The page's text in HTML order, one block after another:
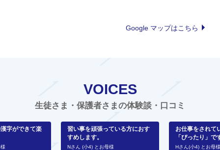
Google マップはこちら
VOICES
生徒さま・保護者さまの体験談・口コミ
字ができて楽
習い事を頑張っている方におす
すめします。
Nさん (小4) とお母様
お仕事をされて
「ぴったり」で
Hさん(小4) とお母